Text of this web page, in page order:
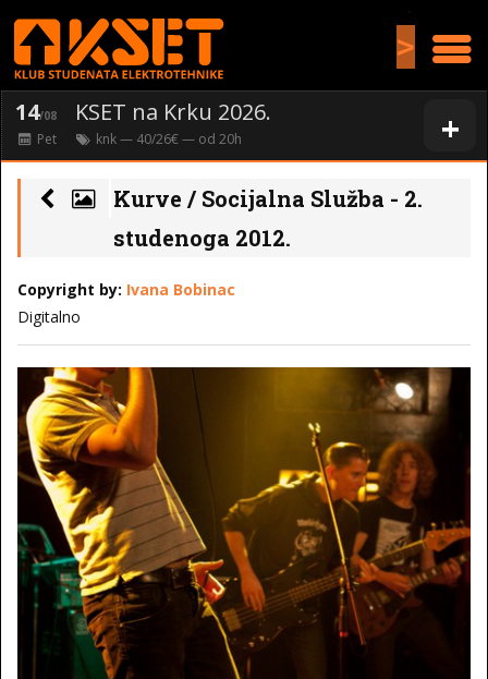
>
+
14/08 KSET na Krku 2026.
Pet knk— 40/26€ — od 20h
Kurve / Socijalna Služba - 2.
studenoga 2012.
Copyright by: Ivana Bobinac
Digitalno